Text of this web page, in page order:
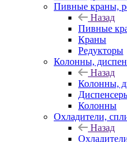
Пивные краны,
Назад
Пивные
Краны
Редукторы
Колонны,
Назад
Колонны,
Колонны
Охладители,
Назад